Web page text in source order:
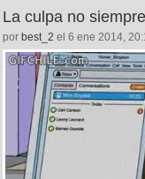
La culpa no
por best_2 el 6 ene 2014,